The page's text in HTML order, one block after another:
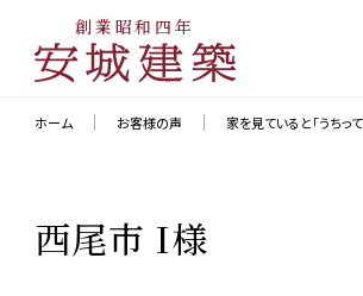
創業昭和四年
ホーム お客様の声 家を見ていると「うちっ
西尾市 I様